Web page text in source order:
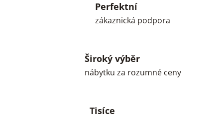
Perfektní
zákaznická podpora
Široký výběr
nábytku za rozumné ceny
Tisíce